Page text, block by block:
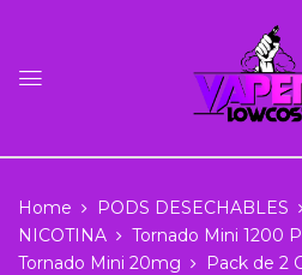
Home PODS DESECHABLES
NICOTINA
Tornado Mini 1200
Tornado Mini 20mg
Pack de 2